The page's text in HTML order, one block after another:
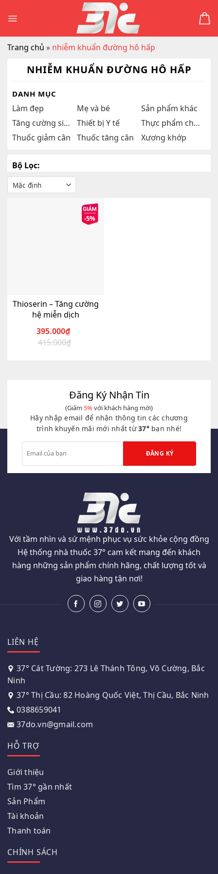
Trang chủ » nhiễm khuẩn đường hô hấp
NHIỄM KHUẨN ĐƯỜNG HÔ HẤP
DANH MỤC
Làm đẹp Mẹ và bé
Sản phẩm khác
Tăng cường sinh lý
Thiết bị Y tế
Thực phẩm chức năng
Thuốc giảm cân
Thuốc tăng cân Xương khớp
Bộ Lọc:
-5%
Thioserin – Tăng cường
hệ miễn dịch
415.000₫
Giá
395.000₫
Giá
Đăng Ký Nhận Tin
(Giảm 5%với khách hàng mới)
Hãy nhập email để nhận thông tin các chương
trình khuyến mãi mới nhất từ37°bạn nhé!
Với tầm nhìn và sứ mệnh phục vụ sức khỏe cộng đồng
Hệ thống nhà thuốc 37° cam kết mang đến khách
hàng những sản phẩm chính hãng, chất lượng tốt và
giao hàng tận nơi!
LIÊN HỆ
37° Cát Tường: 273 Lê Thánh Tông, Võ Cường, Bắc
Ninh
37° Thị Cầu: 82 Hoàng Quốc Việt, Thị Cầu, Bắc Ninh
0388659041
37do.vn@gmail.com
HỖ TRỢ
Giới thiệu
Tìm 37° gần nhất
Sản Phẩm
Tài khoản
Thanh toán
CHÍNH SÁCH